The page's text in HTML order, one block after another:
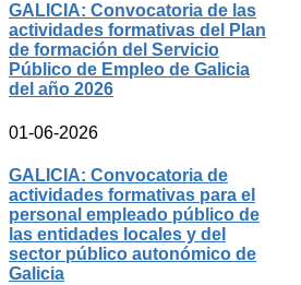
GALICIA: Convocatoria de las
actividades formativas del Plan
de formación del Servicio
Público de Empleo de Galicia
del año 2026
01-06-2026
GALICIA: Convocatoria de
actividades formativas para el
personal empleado público de
las entidades locales y del
sector público autonómico de
Galicia